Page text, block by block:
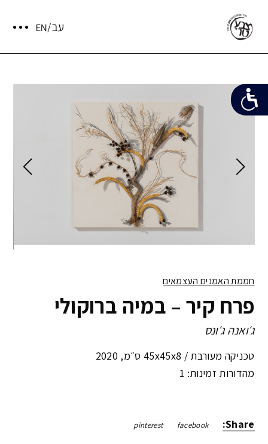
חממת האמנים העצמאים
פרח קיר – במיה ברוקולי
ג׳ואנה ג׳ונס
טכניקה מעורבת / 45x45x8 ס״מ ,
מהדורות זמינות: 1
Share:
facebook
pinterest